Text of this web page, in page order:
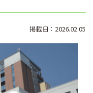
掲載日：2026.02.05